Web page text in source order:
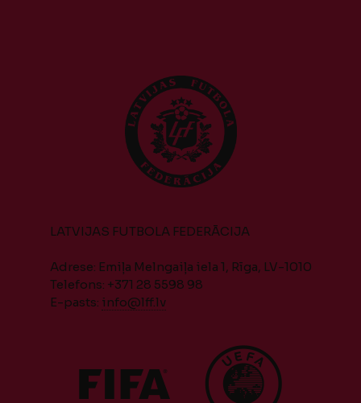
LATVIJAS FUTBOLA FEDERĀCIJA
Adrese: Emiļa Melngaiļa iela 1, Rīga, LV-1010
Telefons: +371 28 5598 98
E-pasts: info@lff.lv